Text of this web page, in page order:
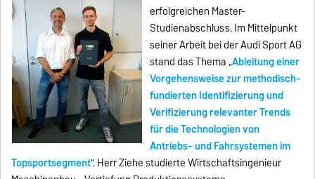
erfolgreichen Master-
Studienabschluss. Im Mittelpunkt
seiner Arbeit bei der Audi Sport AG
stand das Thema „Ableitung einer
Vorgehensweise zur methodisch-
fundierten Identifizierung und
Verifizierung relevanter Trends
für die Technologien von
Antriebs- und Fahrsystemen im
Topsportsegment". Herr Ziehe studierte Wirtschaftsingenieur